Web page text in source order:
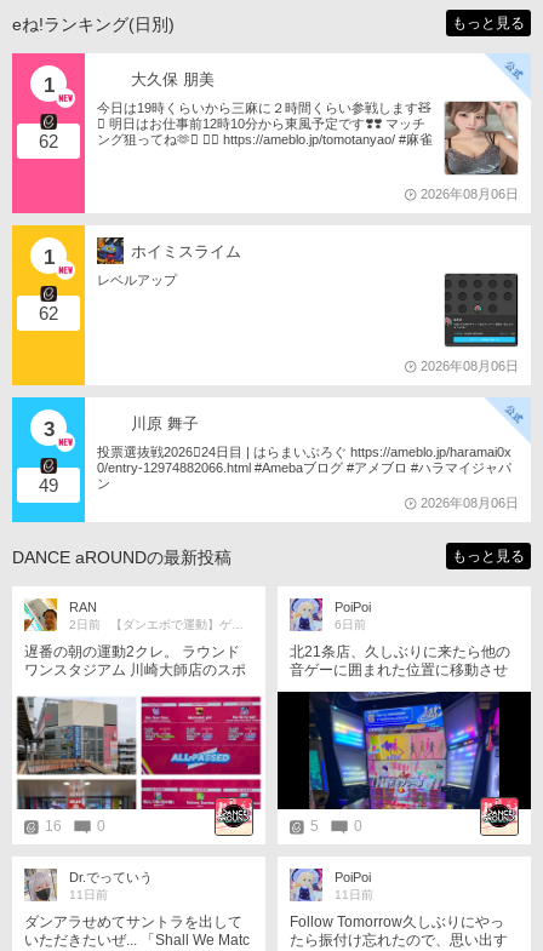
eね!ランキング(日別) もっと見る
1
62
大久保 朋美
今日は19時くらいから三麻に２時間くらい参戦します🧸
󾬏 明日はお仕事前12時10分から東風予定です❣️❣️ マッチ
ング狙ってね🫶󾬍 󾕆⇨ https://ameblo.jp/tomotanyao/ #麻雀
2026年08月06日
1
62
ホイミスライム
レベルアップ
2026年08月06日
3
49
川原 舞子
投票選抜戦2026󾇟24日目 | はらまいぶろぐ https://ameblo.jp/haramai0x
0/entry-12974882066.html #Amebaブログ #アメブロ #ハラマイジャパ
ン
2026年08月06日
DANCE aROUNDの最新投稿 もっと見る
RAN
2日前 【ダンエボで運動】ゲーセン作りたい
遅番の朝の運動2クレ。 ラウンド
ワンスタジアム 川崎大師店のスポ
ーナーに10年以上ぶり？に来まし
た。 ダンアラありました。 カロリ
ーがキリ番。
16 0
PoiPoi
6日前
北21条店、久しぶりに来たら他の
音ゲーに囲まれた位置に移動させ
られていた🙄 以前から音量小さめ
だったのに、この位置だと周りの
音に負けてゲームの音が聴こえな
い😭
5 0
Dr.でっていう
11日前
ダンアラせめてサントラを出して
いただきたいぜ... 「Shall We Matc
PoiPoi
11日前
Follow Tomorrow久しぶりにやっ
たら振付け忘れたので、思い出す